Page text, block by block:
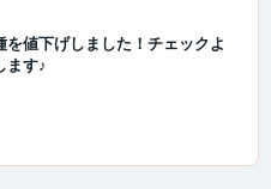
を値下げしました！チェックよ
ます♪